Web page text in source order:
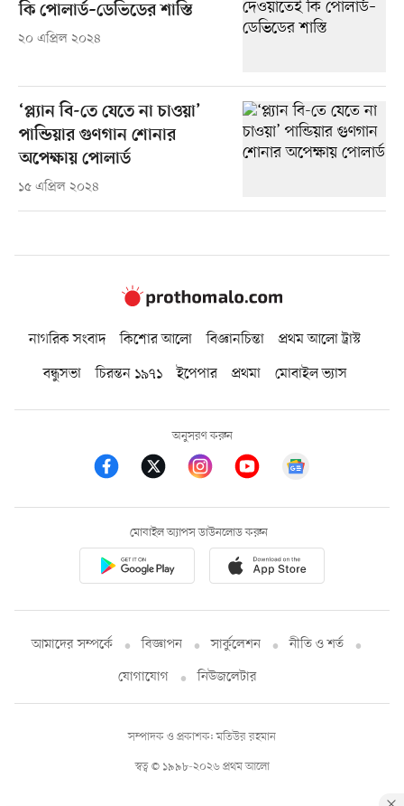
কি পোলার্ড–ডেভিডের শাস্তি
২০ এপ্রিল ২০২৪
‘প্ল্যান বি-তে যেতে না চাওয়া’
পান্ডিয়ার গুণগান শোনার
অপেক্ষায় পোলার্ড
১৫ এপ্রিল ২০২৪
নাগরিক সংবাদ কিশোর আলো বিজ্ঞানচিন্তা
প্রথম আলো ট্রাস্ট
বন্ধুসভা
চিরন্তন ১৯৭১ ইপেপার প্রথমা মোবাইল ভ্যাস
অনুসরণ করুন
মোবাইল অ্যাপস ডাউনলোড করুন
আমাদের সম্পর্কে বিজ্ঞাপন সার্কুলেশন
নীতি ও শর্ত
যোগাযোগ
নিউজলেটার
স্বত্ব © ১৯৯৮-২০২৬ প্রথম আলো
সম্পাদক ও প্রকাশক: মতিউর রহমান